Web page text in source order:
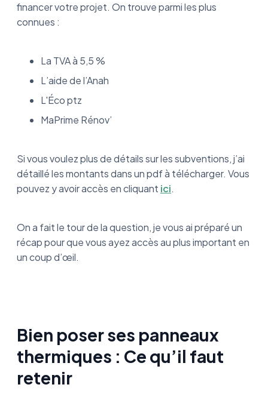
financer votre projet. On trouve parmi les plus
connues :
La TVA à 5,5 %
L’aide de l’Anah
L'Éco ptz
MaPrime Rénov’
Si vous voulez plus de détails sur les subventions, j’ai
détaillé les montants dans un pdf à télécharger. Vous
pouvez y avoir accès en cliquant ici.
On a fait le tour de la question, je vous ai préparé un
récap pour que vous ayez accès au plus important en
un coup d’œil.
Bien poser ses panneaux
thermiques : Ce qu’il faut
retenir